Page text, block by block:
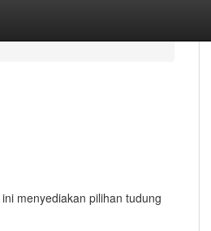
menyediakan pilihan tudung